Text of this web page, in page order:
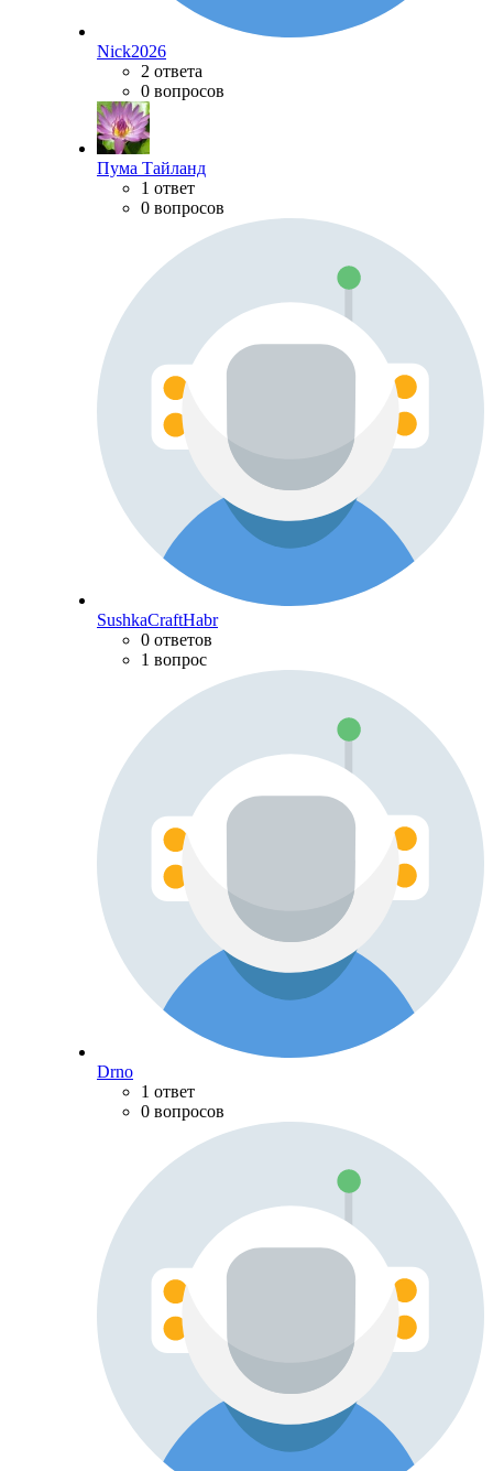
Nick2026
2 ответа
0 вопросов
Пума Тайланд
1 ответ
0 вопросов
SushkaCraftHabr
0 ответов
1 вопрос
Drno
1 ответ
0 вопросов